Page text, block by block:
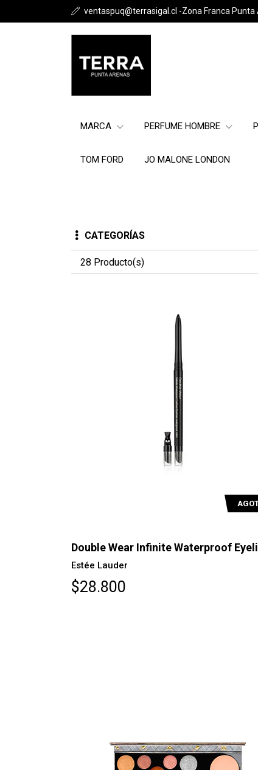
ventaspuq@terrasigal.cl -Zona Franca
MARCA PERFUME HOMBRE
TOM FORD JO MALONE LONDON
CATEGORÍAS
28 Producto(s)
Double Wear Infinite Waterproof
Estée Lauder
$28.800